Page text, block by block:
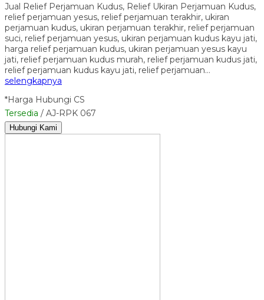
Jual Relief Perjamuan Kudus, Relief Ukiran Perjamuan Kudus,
relief perjamuan yesus, relief perjamuan terakhir, ukiran
perjamuan kudus, ukiran perjamuan terakhir, relief perjamuan
suci, relief perjamuan yesus, ukiran perjamuan kudus kayu jati,
harga relief perjamuan kudus, ukiran perjamuan yesus kayu
jati, relief perjamuan kudus murah, relief perjamuan kudus jati,
relief perjamuan kudus kayu jati, relief perjamuan…
selengkapnya
*Harga Hubungi CS
Tersedia / AJ-RPK 067
Hubungi Kami